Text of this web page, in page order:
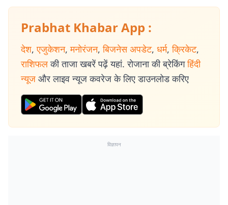
Prabhat Khabar App :
देश, एजुकेशन, मनोरंजन, बिजनेस अपडेट, धर्म, क्रिकेट,
राशिफल की ताजा खबरें पढ़ें यहां. रोजाना की ब्रेकिंग हिंदी
न्यूज और लाइव न्यूज कवरेज के लिए डाउनलोड करिए
विज्ञापन